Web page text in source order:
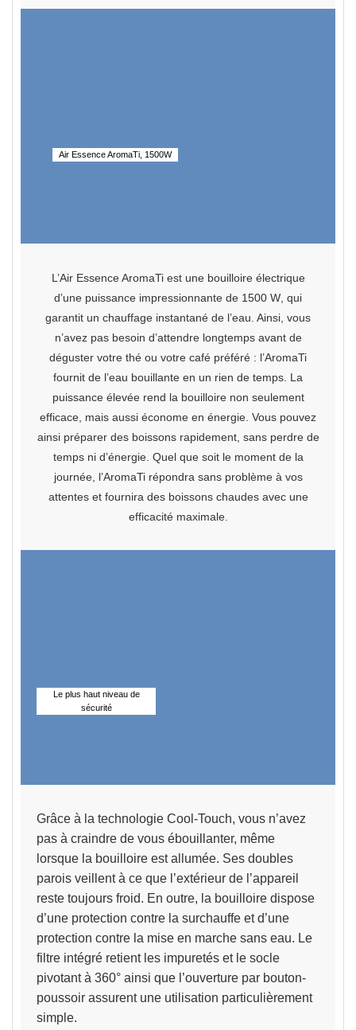
Air Essence AromaTi, 1500W
L’Air Essence AromaTi est une bouilloire électrique
d’une puissance impressionnante de 1500 W, qui
garantit un chauffage instantané de l’eau. Ainsi, vous
n’avez pas besoin d’attendre longtemps avant de
déguster votre thé ou votre café préféré : l’AromaTi
fournit de l’eau bouillante en un rien de temps. La
puissance élevée rend la bouilloire non seulement
efficace, mais aussi économe en énergie. Vous pouvez
ainsi préparer des boissons rapidement, sans perdre de
temps ni d’énergie. Quel que soit le moment de la
journée, l’AromaTi répondra sans problème à vos
attentes et fournira des boissons chaudes avec une
efficacité maximale.
Le plus haut niveau de
sécurité
Grâce à la technologie Cool-Touch, vous n’avez
pas à craindre de vous ébouillanter, même
lorsque la bouilloire est allumée. Ses doubles
parois veillent à ce que l’extérieur de l’appareil
reste toujours froid. En outre, la bouilloire dispose
d’une protection contre la surchauffe et d’une
protection contre la mise en marche sans eau. Le
filtre intégré retient les impuretés et le socle
pivotant à 360° ainsi que l’ouverture par bouton-
poussoir assurent une utilisation particulièrement
simple.